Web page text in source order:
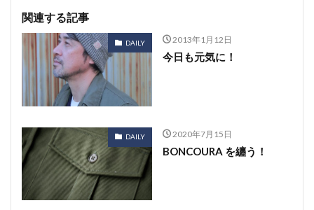
関連する記事
DAILY 2013年1月12日
今日も元気に！
DAILY 2020年7月15日
BONCOURA を纏う！